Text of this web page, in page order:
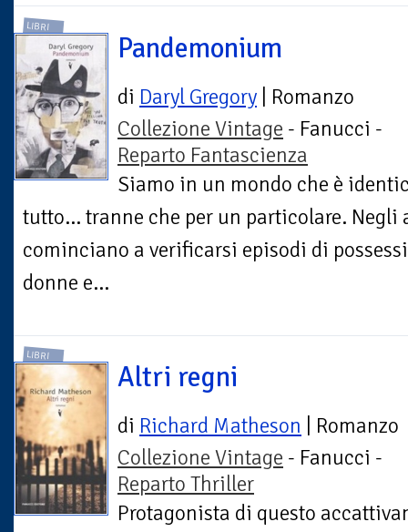
LIBRI
Pandemonium
di Daryl Gregory | Romanzo
Collezione Vintage - Fanucci -
Reparto Fantascienza
Siamo in un mondo che è
tutto... tranne che per un particolare.
cominciano a verificarsi episodi di
donne e...
LIBRI
Altri regni
di Richard Matheson | Romanzo
Collezione Vintage - Fanucci -
Reparto Thriller
Protagonista di questo